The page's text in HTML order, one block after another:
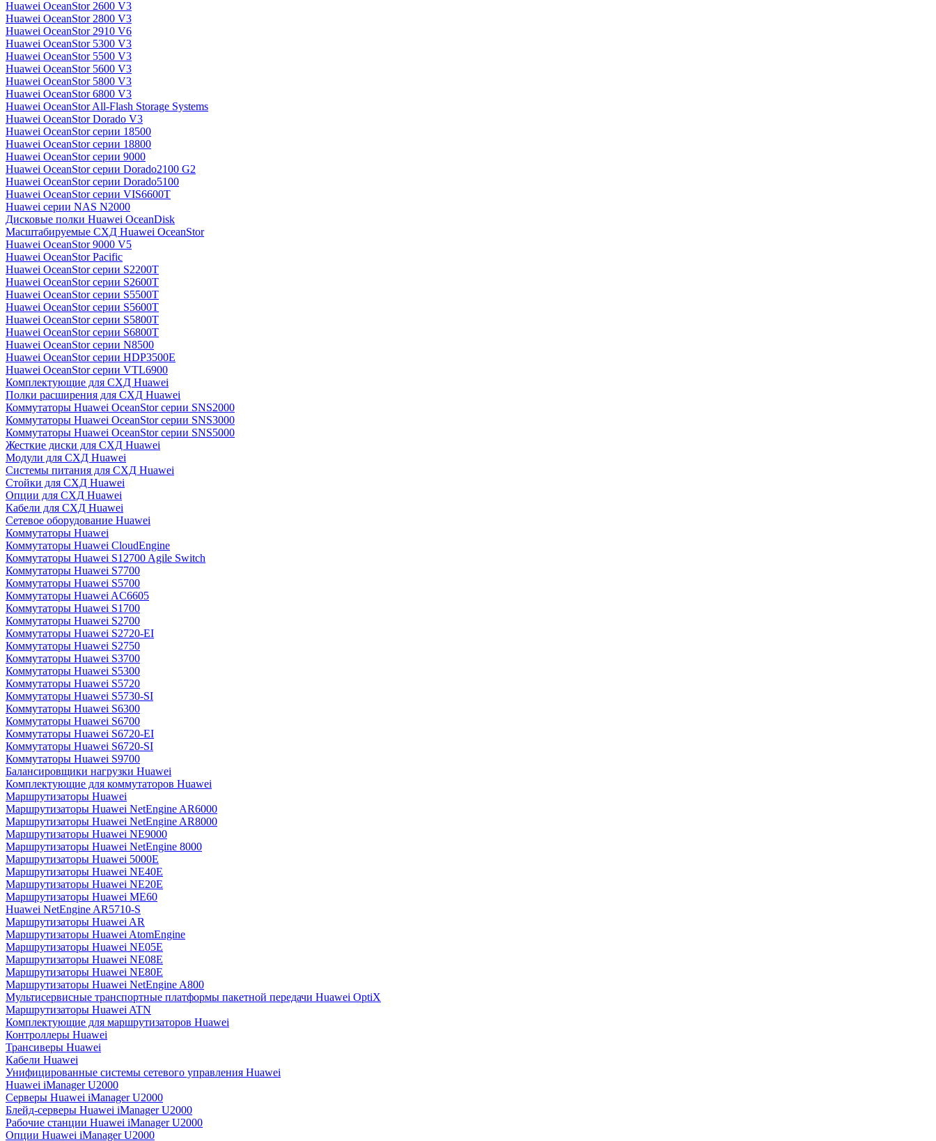
Huawei OceanStor 2600 V3
Huawei OceanStor 2800 V3
Huawei OceanStor 2910 V6
Huawei OceanStor 5300 V3
Huawei OceanStor 5500 V3
Huawei OceanStor 5600 V3
Huawei OceanStor 5800 V3
Huawei OceanStor 6800 V3
Huawei OceanStor All-Flash Storage Systems
Huawei OceanStor Dorado V3
Huawei OceanStor серии 18500
Huawei OceanStor серии 18800
Huawei OceanStor серии 9000
Huawei OceanStor серии Dorado2100 G2
Huawei OceanStor серии Dorado5100
Huawei OceanStor серии VIS6600T
Huawei серии NAS N2000
Дисковые полки Huawei OceanDisk
Масштабируемые СХД Huawei OceanStor
Huawei OceanStor 9000 V5
Huawei OceanStor Pacific
Huawei OceanStor серии S2200T
Huawei OceanStor серии S2600T
Huawei OceanStor серии S5500T
Huawei OceanStor серии S5600T
Huawei OceanStor серии S5800T
Huawei OceanStor серии S6800T
Huawei OceanStor серии N8500
Huawei OceanStor серии HDP3500E
Huawei OceanStor серии VTL6900
Комплектующие для СХД Huawei
Полки расширения для СХД Huawei
Коммутаторы Huawei OceanStor серии SNS2000
Коммутаторы Huawei OceanStor серии SNS3000
Коммутаторы Huawei OceanStor серии SNS5000
Жесткие диски для СХД Huawei
Модули для СХД Huawei
Системы питания для СХД Huawei
Стойки для СХД Huawei
Опции для СХД Huawei
Кабели для СХД Huawei
Сетевое оборудование Huawei
Коммутаторы Huawei
Коммутаторы Huawei CloudEngine
Коммутаторы Huawei S12700 Agile Switch
Коммутаторы Huawei S7700
Коммутаторы Huawei S5700
Коммутаторы Huawei AC6605
Коммутаторы Huawei S1700
Коммутаторы Huawei S2700
Коммутаторы Huawei S2720-EI
Коммутаторы Huawei S2750
Коммутаторы Huawei S3700
Коммутаторы Huawei S5300
Коммутаторы Huawei S5720
Коммутаторы Huawei S5730-SI
Коммутаторы Huawei S6300
Коммутаторы Huawei S6700
Коммутаторы Huawei S6720-EI
Коммутаторы Huawei S6720-SI
Коммутаторы Huawei S9700
Балансировщики нагрузки Huawei
Комплектующие для коммутаторов Huawei
Маршрутизаторы Huawei
Маршрутизаторы Huawei NetEngine AR6000
Маршрутизаторы Huawei NetEngine AR8000
Маршрутизаторы Huawei NE9000
Маршрутизаторы Huawei NetEngine 8000
Маршрутизаторы Huawei 5000E
Маршрутизаторы Huawei NE40E
Маршрутизаторы Huawei NE20E
Маршрутизаторы Huawei ME60
Huawei NetEngine AR5710-S
Маршрутизаторы Huawei AR
Маршрутизаторы Huawei AtomEngine
Маршрутизаторы Huawei NE05E
Маршрутизаторы Huawei NE08E
Маршрутизаторы Huawei NE80E
Маршрутизаторы Huawei NetEngine A800
Мультисервисные транспортные платформы пакетной передачи Huawei OptiX
Маршрутизаторы Huawei ATN
Комплектующие для маршрутизаторов Huawei
Контроллеры Huawei
Трансиверы Huawei
Кабели Huawei
Унифицированные системы сетевого управления Huawei
Huawei iManager U2000
Серверы Huawei iManager U2000
Блейд-серверы Huawei iManager U2000
Рабочие станции Huawei iManager U2000
Опции Huawei iManager U2000